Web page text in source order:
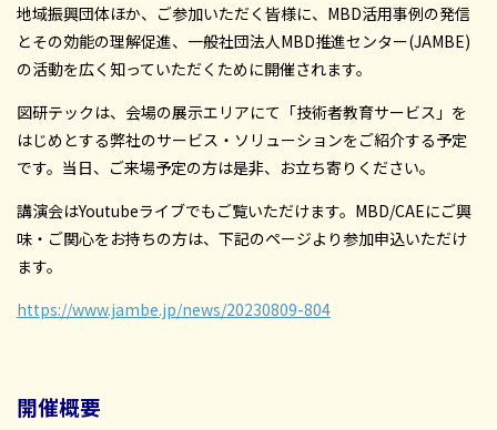
地域振興団体ほか、ご参加いただく皆様に、MBD活用事例の発信
とその効能の理解促進、一般社団法人MBD推進センター(JAMBE)
の活動を広く知っていただくために開催されます。
図研テックは、会場の展示エリアにて「技術者教育サービス」を
はじめとする弊社のサービス・ソリューションをご紹介する予定
です。当日、ご来場予定の方は是非、お立ち寄りください。
講演会はYoutubeライブでもご覧いただけます。MBD/CAEにご興
味・ご関心をお持ちの方は、下記のページより参加申込いただけ
ます。
https://www.jambe.jp/news/20230809-804
開催概要